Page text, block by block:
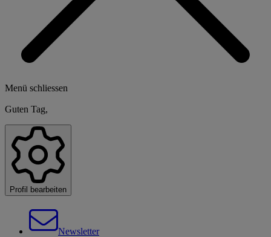
Menü schliessen
Guten Tag,
Profil bearbeiten
Newsletter